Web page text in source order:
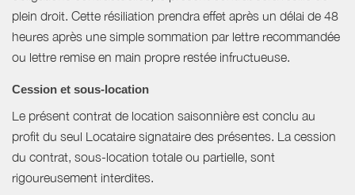
plein droit. Cette résiliation prendra effet après un délai de 48
heures après une simple sommation par lettre recommandée
ou lettre remise en main propre restée infructueuse.
Cession et sous-location
Le présent contrat de location saisonnière est conclu au
profit du seul Locataire signataire des présentes. La cession
du contrat, sous-location totale ou partielle, sont
rigoureusement interdites.